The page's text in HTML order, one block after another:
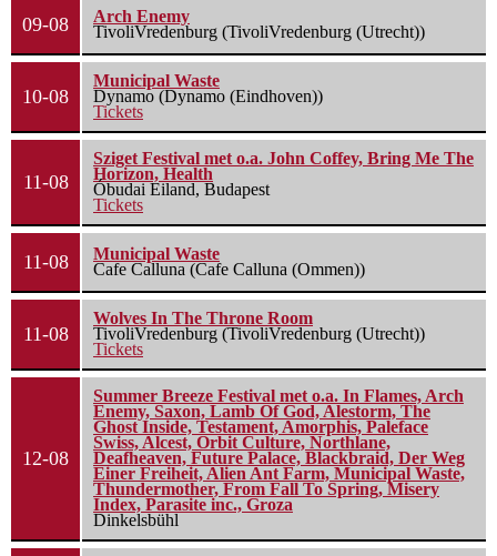
09-08
Arch Enemy
TivoliVredenburg (TivoliVredenburg (Utrecht))
10-08
Municipal Waste
Dynamo (Dynamo (Eindhoven))
Tickets
11-08
Sziget Festival met o.a. John Coffey, Bring Me The
Horizon, Health
Óbudai Eiland, Budapest
Tickets
11-08
Municipal Waste
Cafe Calluna (Cafe Calluna (Ommen))
11-08
Wolves In The Throne Room
TivoliVredenburg (TivoliVredenburg (Utrecht))
Tickets
12-08
Summer Breeze Festival met o.a. In Flames, Arch
Enemy, Saxon, Lamb Of God, Alestorm, The
Ghost Inside, Testament, Amorphis, Paleface
Swiss, Alcest, Orbit Culture, Northlane,
Deafheaven, Future Palace, Blackbraid, Der Weg
Einer Freiheit, Alien Ant Farm, Municipal Waste,
Thundermother, From Fall To Spring, Misery
Index, Parasite inc., Groza
Dinkelsbühl